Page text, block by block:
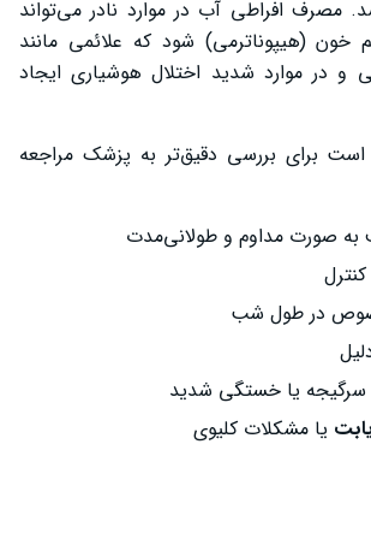
مصرف افراطی آب در موارد نادر می‌تواند
(هیپوناترمی) شود که علائمی مانند
و در موارد شدید اختلال هوشیاری ایجاد
است برای بررسی دقیق‌تر به پزشک مراجعه
به صورت مداوم و طولانی‌مدت
خصوص در طول شب
یا خستگی شدید
یا مشکلات کلیوی